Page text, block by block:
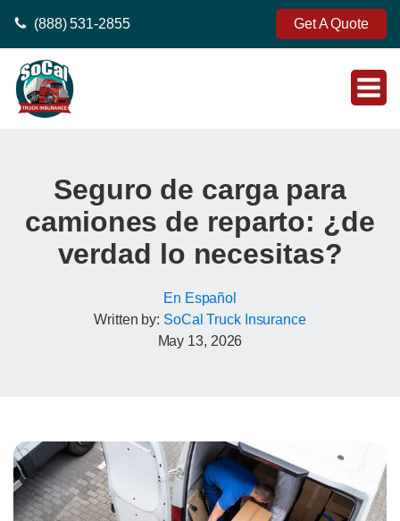
(888) 531-2855 Get A Quote
Seguro de carga para
camiones de reparto: ¿de
verdad lo necesitas?
En Español
Written by: SoCal Truck Insurance
May 13, 2026